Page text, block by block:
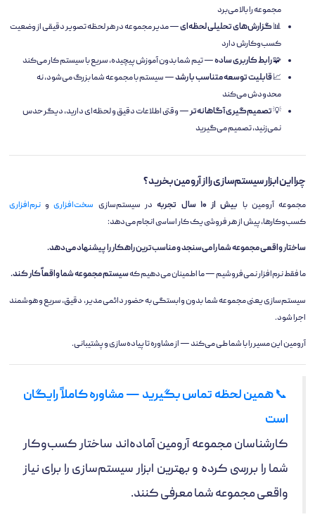
مجموعه را بالا می‌برد
📊گزارش‌های تحلیلی لحظه‌ای— مدیر مجموعه در هر لحظه تصویر دقیقی از وضعیت
کسب‌وکارش دارد
🧩رابط کاربری ساده— تیم شما بدون آموزش پیچیده، سریع با سیستم کار می‌کند
📈قابلیت توسعه متناسب با رشد— سیستم با مجموعه شما بزرگ می‌شود، نه
محدودش می‌کند
💡تصمیم‌گیری آگاهانه‌تر— وقتی اطلاعات دقیق و لحظه‌ای دارید، دیگر حدس
نمی‌زنید، تصمیم می‌گیرید
چرا این ابزار سیستم‌سازی را از آرومین بخرید؟
مجموعه آرومین با بیش از ۱۰ سال تجربه در سیستم‌سازی سخت‌افزاریونرم‌افزاری
کسب‌وکارها، پیش از هر فروشی یک کار اساسی انجام می‌دهد:
ساختار واقعی مجموعه شما را می‌سنجد و مناسب‌ترین راهکار را پیشنهاد می‌دهد.
ما فقط نرم‌افزار نمی‌فروشیم — ما اطمینان می‌دهیم کهسیستم مجموعه شما واقعاً کار کند.
سیستم‌سازی یعنی مجموعه شما بدون وابستگی به حضور دائمی مدیر، دقیق، سریع و هوشمند
اجرا شود.
آرومین این مسیر را با شما طی می‌کند — از مشاوره تا پیاده‌سازی و پشتیبانی.
📞همین لحظه تماس بگیرید — مشاوره کاملاً رایگان
است
کارشناسان مجموعه آرومین آماده‌اند ساختار کسب‌وکار
شما را بررسی کرده و بهترین ابزار سیستم‌سازی را برای نیاز
واقعی مجموعه شما معرفی کنند.